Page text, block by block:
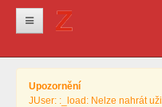
KrimiUpozornění
JUser: :_load: Nelze nahrát